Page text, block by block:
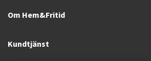
Om Hem&Fritid
Kundtjänst